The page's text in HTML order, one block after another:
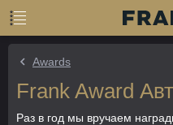
Awards
Frank Award
Раз в год мы вручаем